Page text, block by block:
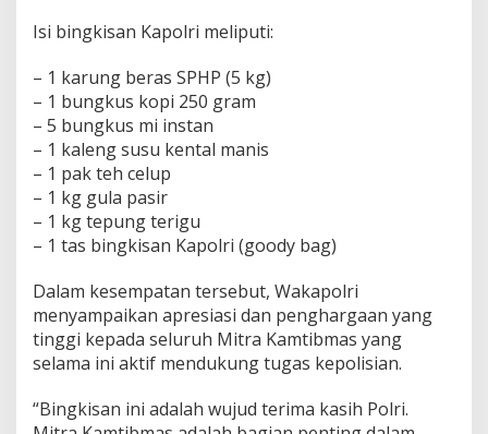
m
s
d
i
a
p
u
a
:
“
n
i
B
e
u
Isi bingkisan Kapolri meliputi:
– 1 karung beras SPHP (5 kg)
– 1 bungkus kopi 250 gram
– 5 bungkus mi instan
– 1 kaleng susu kental manis
– 1 pak teh celup
– 1 kg gula pasir
– 1 kg tepung terigu
– 1 tas bingkisan Kapolri (goody bag)
Dalam kesempatan tersebut, Wakapolri
menyampaikan apresiasi dan penghargaan yang
tinggi kepada seluruh Mitra Kamtibmas yang
selama ini aktif mendukung tugas kepolisian.
“Bingkisan ini adalah wujud terima kasih Polri.